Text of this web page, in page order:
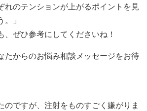
のテンションが上がるポイントを見
」
、ぜひ参考にしてくださいね！
たからのお悩み相談メッセージをお待
のですが、注射をものすごく嫌がりま